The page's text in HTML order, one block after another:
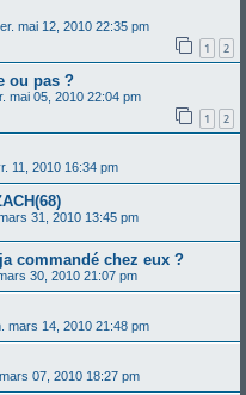
mai 12, 2010 22:35 pm
1 2
ou pas ?
mai 05, 2010 22:04 pm
1 2
11, 2010 16:34 pm
31, 2010 13:45 pm
commandé chez eux ?
30, 2010 21:07 pm
mars 14, 2010 21:48 pm
07, 2010 18:27 pm